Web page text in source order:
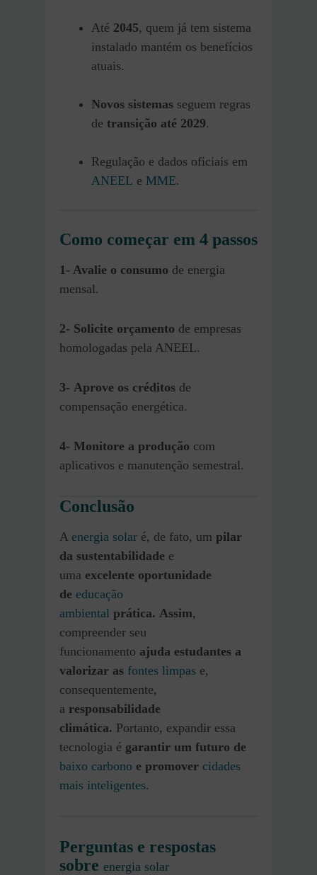
Até 2045, quem já tem sistema
instalado mantém os benefícios
atuais.
Novos sistemas seguem regras
de transição até 2029.
Regulação e dados oficiais em
ANEEL e MME.
Como começar em 4 passos
1- Avalie o consumo de energia
mensal.
2- Solicite orçamento de empresas
homologadas pela ANEEL.
3- Aprove os créditos de
compensação energética.
4- Monitore a produção com
aplicativos e manutenção semestral.
Conclusão
A energia solar é, de fato, um pilar
da sustentabilidade e
uma excelente oportunidade
de educação
ambiental prática. Assim,
compreender seu
funcionamento ajuda estudantes a
valorizar as fontes limpas e,
consequentemente,
a responsabilidade
climática. Portanto, expandir essa
tecnologia é garantir um futuro de
baixo carbono e promover cidades
mais inteligentes.
Perguntas e respostas
sobre energia solar